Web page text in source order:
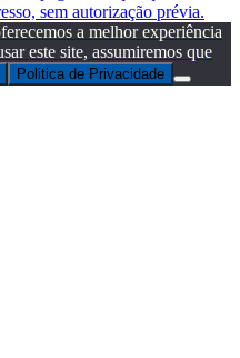
sem autorização prévia.
a melhor experiência
este site, assumiremos que
Politica de Privacidade